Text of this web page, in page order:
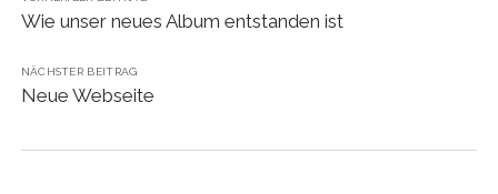
Wie unser neues Album entstanden ist
NÄCHSTER BEITRAG
Neue Webseite